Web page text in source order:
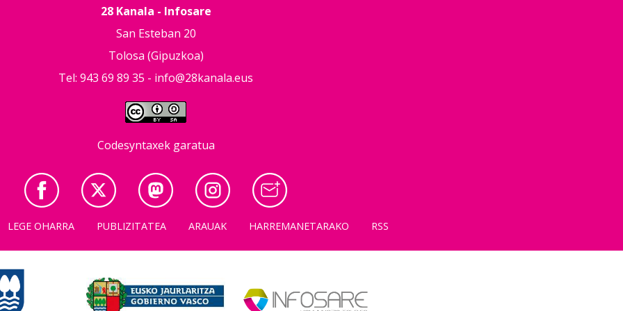
28 Kanala - Infosare
San Esteban 20
Tolosa (Gipuzkoa)
Tel: 943 69 89 35 - info@28kanala.eus
Codesyntaxek garatua
LEGE OHARRA PUBLIZITATEA ARAUAK HARREMANETARAKO RSS